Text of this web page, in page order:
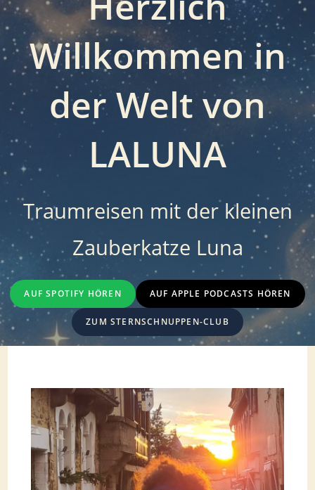
Willkommen in
der Welt von
LALUNA
Traumreisen mit der kleinen
Zauberkatze Luna
AUF SPOTIFY HÖREN AUF APPLE PODCASTS HÖREN
ZUM STERNSCHNUPPEN-CLUB